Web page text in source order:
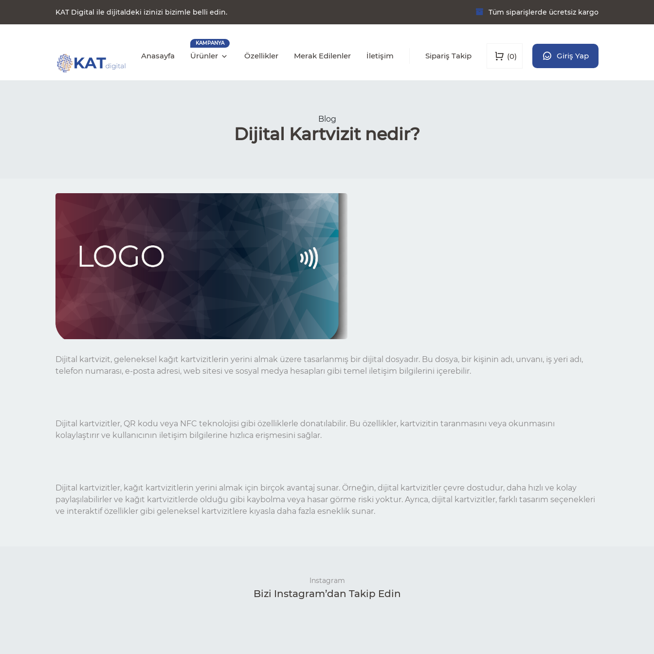
KAT Digital ile dijitaldeki izinizi bizimle belli edin. Tüm siparişlerde ücretsiz kargo
Anasayfa
KAMPANYA
Ürünler Özellikler Merak Edilenler İletişim Sipariş Takip (0) Giriş Yap
Blog
Dijital Kartvizit nedir?
Dijital kartvizit, geleneksel kağıt kartvizitlerin yerini almak üzere tasarlanmış bir dijital dosyadır. Bu dosya, bir kişinin adı, unvanı, iş yeri adı,
telefon numarası, e-posta adresi, web sitesi ve sosyal medya hesapları gibi temel iletişim bilgilerini içerebilir.
Dijital kartvizitler, QR kodu veya NFC teknolojisi gibi özelliklerle donatılabilir. Bu özellikler, kartvizitin taranmasını veya okunmasını
kolaylaştırır ve kullanıcının iletişim bilgilerine hızlıca erişmesini sağlar.
Dijital kartvizitler, kağıt kartvizitlerin yerini almak için birçok avantaj sunar. Örneğin, dijital kartvizitler çevre dostudur, daha hızlı ve kolay
paylaşılabilirler ve kağıt kartvizitlerde olduğu gibi kaybolma veya hasar görme riski yoktur. Ayrıca, dijital kartvizitler, farklı tasarım seçenekleri
ve interaktif özellikler gibi geleneksel kartvizitlere kıyasla daha fazla esneklik sunar.
Instagram
Bizi Instagram’dan Takip Edin